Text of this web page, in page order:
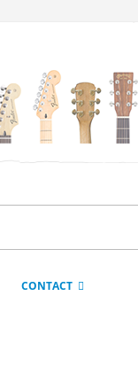
CONTACT